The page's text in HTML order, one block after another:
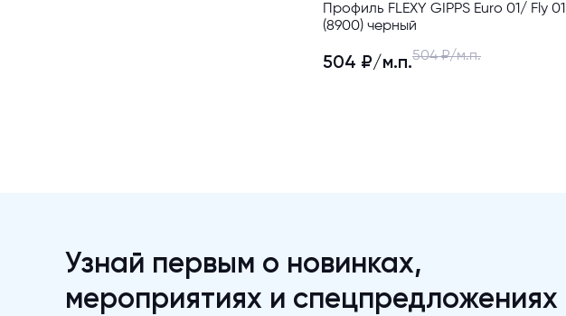
Профиль FLEXY GIPPS Euro 01/ Fly 01
(8900) черный
504 ₽/м.п.504 ₽/м.п.
Узнай первым о новинках,
мероприятиях и спецпредложениях